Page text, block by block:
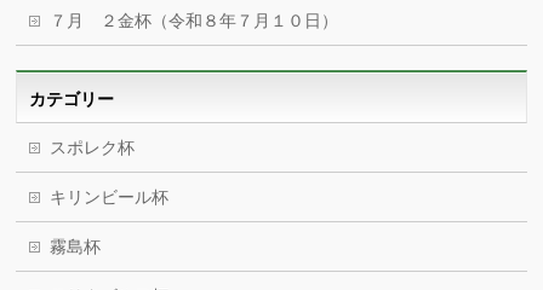
７月 ２金杯（令和８年７月１０日）
カテゴリー
スポレク杯
キリンビール杯
霧島杯